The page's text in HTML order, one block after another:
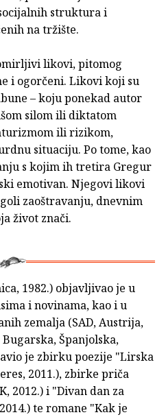
struktura i
na tržište.
likovi, pitomog
i ogorčeni. Likovi koji su
– koju ponekad autor
silom ili diktatom
ili rizikom,
situaciju. Po tome, kao
s kojim ih tretira Gregur
emotivan. Njegovi likovi
zaoštravanju, dnevnim
život znači.
1982.) objavljivao je u
i novinama, kao i u
zemalja (SAD, Austrija,
Španjolska,
je zbirku poezije "Lirska
2011.), zbirke priča
2012.) i "Divan dan za
te romane "Kak je